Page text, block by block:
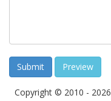
Copyright © 2010 - 2026